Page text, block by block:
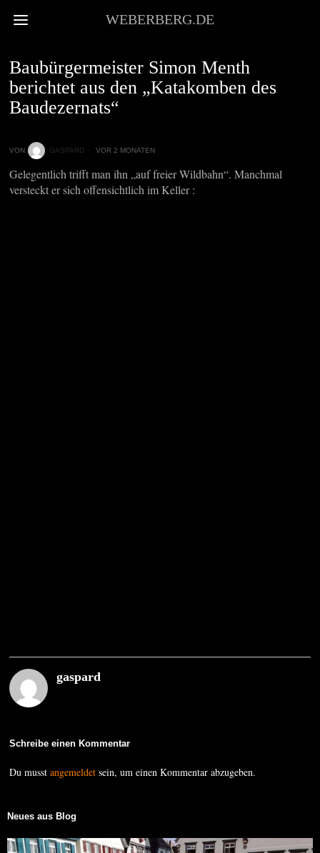
WEBERBERG.DE
Baubürgermeister Simon Menth
berichtet aus den „Katakomben des
Baudezernats“
VON GASPARD VOR 2 MONATEN
Gelegentlich trifft man ihn „auf freier Wildbahn“. Manchmal
versteckt er sich offensichtlich im Keller :
gaspard
Schreibe einen Kommentar
Du musstangemeldet sein, um einen Kommentar abzugeben.
Neues aus Blog